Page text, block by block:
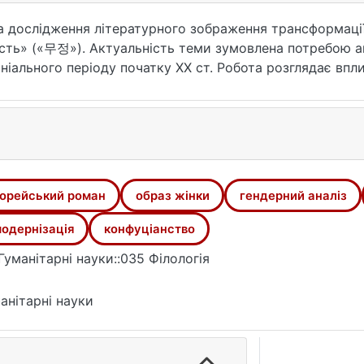
дослідження літературного зображення
(«무정»). Актуальність теми зумовлена потребою
періоду початку XX ст. Робота розглядає
жіночих образів у Лі Ґвансу, що допомагає у
дослідження є творчість Лі Ґвансу, а предметом –
літературного зображення еволюції жіночих
вивчення образу жінки, аналіз ключових жіночих
між статями та концепції «вільного
обрані методологічні підходи, спрямовані на аналіз
трансформації персонажів та
історико-літературний аналіз, гендерний аналіз, та
жіночим образам.
та Кім Бьонук продемонстровано трансформацію
наявні дослідження еволюції жіночих
роман образ жінки гендерний аналіз
конфуціанство
науки::035 Філологія
науки